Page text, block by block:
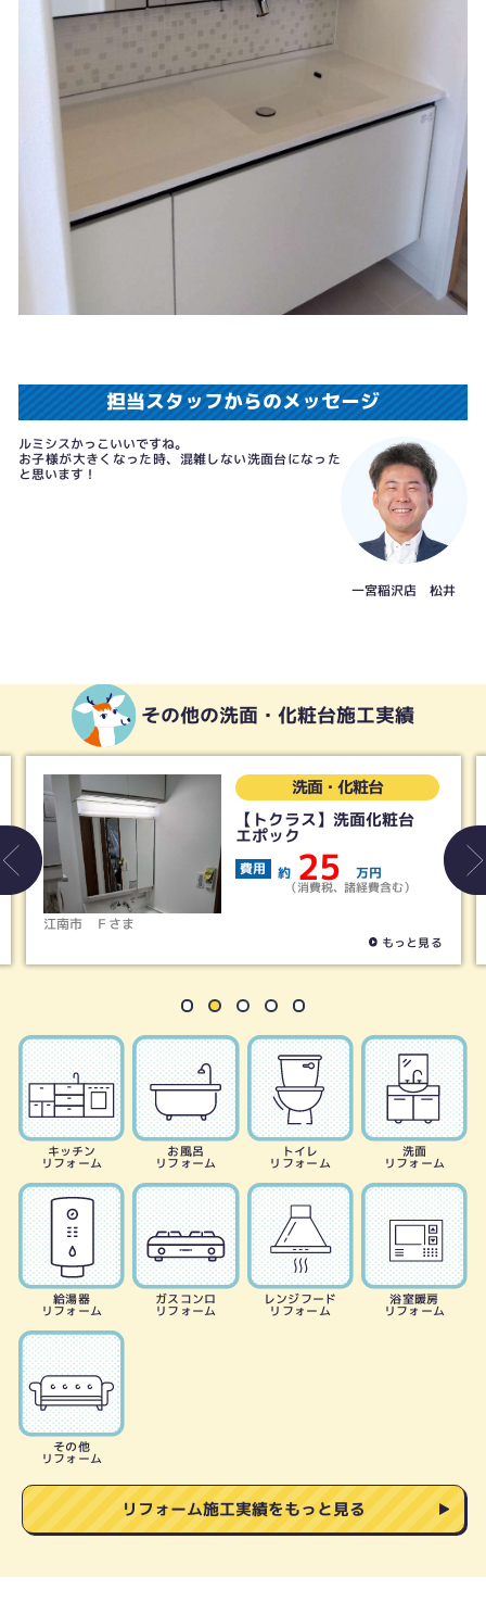
担当スタッフからのメッセージ
ルミシスかっこいいですね。
お子様が大きくなった時、混雑しない洗面台になった
と思います！
一宮稲沢店 松井
その他の洗面・化粧台施工実績
江南市 Ｆさま
洗面・化粧台
【トクラス】洗面化粧台
エポック
費用 約 25 万円
（消費税、諸経費含む）
もっと見る
キッチン
リフォーム
お風呂
リフォーム
トイレ
リフォーム
洗面
リフォーム
給湯器
リフォーム
ガスコンロ
リフォーム
レンジフード
リフォーム
浴室暖房
リフォーム
その他
リフォーム
リフォーム施工実績をもっと見る